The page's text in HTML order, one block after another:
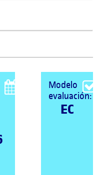
Modelo
evaluación:
EC